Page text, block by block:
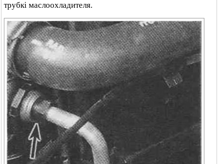
трубкі маслоохладителя.